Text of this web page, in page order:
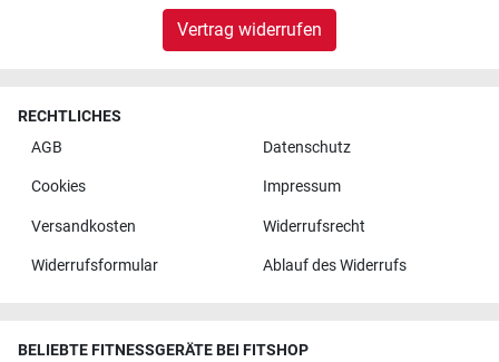
Vertrag widerrufen
RECHTLICHES
AGB
Datenschutz
Cookies Impressum
Versandkosten Widerrufsrecht
Widerrufsformular Ablauf des Widerrufs
BELIEBTE FITNESSGERÄTE BEI FITSHOP